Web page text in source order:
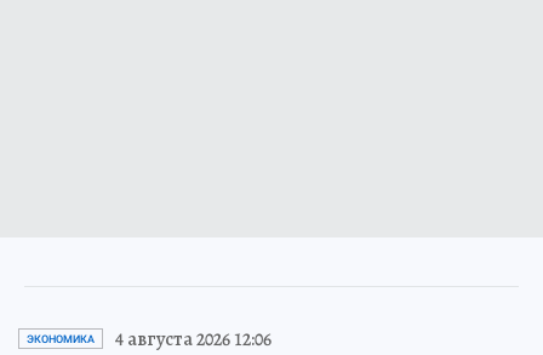
ЭКОНОМИКА 4 августа 2026 12:06